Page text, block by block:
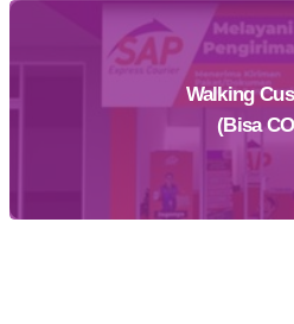
Daftar
Walking
(Bisa